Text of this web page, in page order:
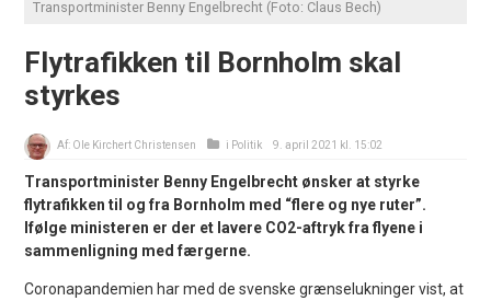
Transportminister Benny Engelbrecht (Foto: Claus Bech)
Flytrafikken til Bornholm skal
styrkes
Af: Ole Kirchert Christensen i Politik 9. april 2021 kl. 15:02
Transportminister Benny Engelbrecht ønsker at styrke
flytrafikken til og fra Bornholm med “flere og nye ruter”.
Ifølge ministeren er der et lavere CO2-aftryk fra flyene i
sammenligning med færgerne.
Coronapandemien har med de svenske grænselukninger vist, at